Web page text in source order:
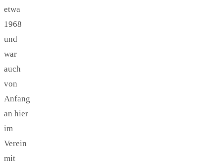
etwa
1968
und
war
auch
von
Anfang
an hier
im
Verein
mit